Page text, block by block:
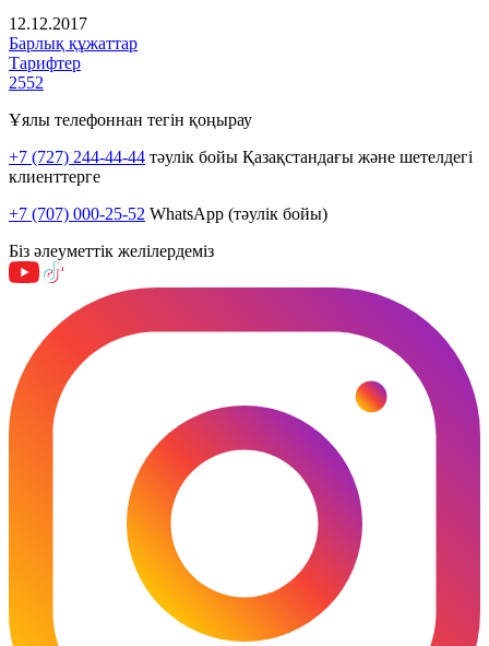
12.12.2017
Барлық құжаттар
Тарифтер
2552
Ұялы телефоннан тегін қоңырау
+7 (727) 244-44-44 тәулік бойы Қазақстандағы және шетелдегі
клиенттерге
+7 (707) 000-25-52 WhatsApp (тәулік бойы)
Біз әлеуметтік желілердеміз